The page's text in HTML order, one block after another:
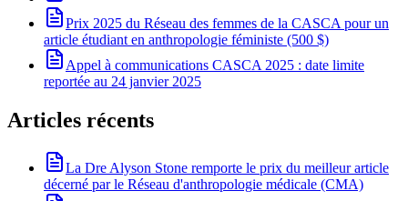
Prix 2025 du Réseau des femmes de la CASCA pour un
article étudiant en anthropologie féministe (500 $)
Appel à communications CASCA 2025 : date limite
reportée au 24 janvier 2025
Articles récents
La Dre Alyson Stone remporte le prix du meilleur article
décerné par le Réseau d'anthropologie médicale (CMA)